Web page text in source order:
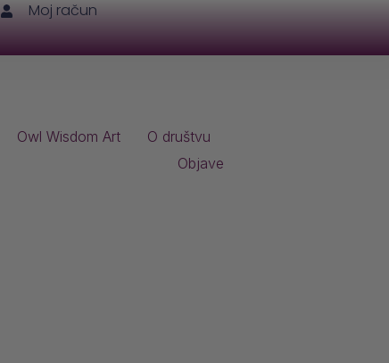
Moj račun
Owl Wisdom Art
O društvu
Objave